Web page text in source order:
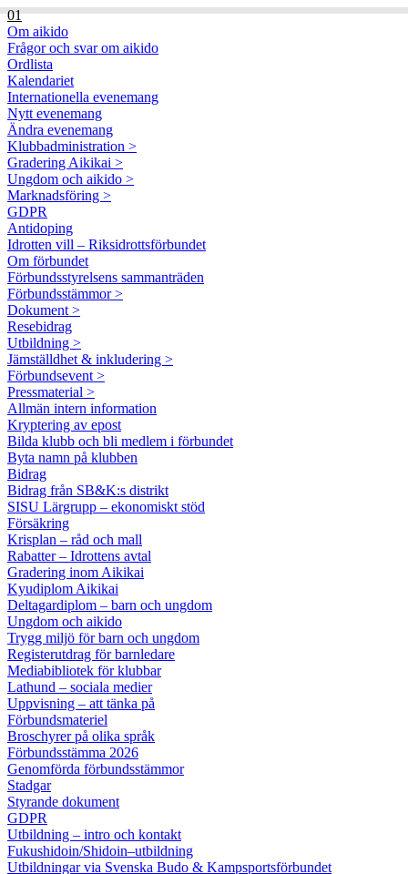
01
Om aikido
Frågor och svar om aikido
Ordlista
Kalendariet
Internationella evenemang
Nytt evenemang
Ändra evenemang
Klubbadministration >
Gradering Aikikai >
Ungdom och aikido >
Marknadsföring >
GDPR
Antidoping
Idrotten vill – Riksidrottsförbundet
Om förbundet
Förbundsstyrelsens sammanträden
Förbundsstämmor >
Dokument >
Resebidrag
Utbildning >
Jämställdhet & inkludering >
Förbundsevent >
Pressmaterial >
Allmän intern information
Kryptering av epost
Bilda klubb och bli medlem i förbundet
Byta namn på klubben
Bidrag
Bidrag från SB&K:s distrikt
SISU Lärgrupp – ekonomiskt stöd
Försäkring
Krisplan – råd och mall
Rabatter – Idrottens avtal
Gradering inom Aikikai
Kyudiplom Aikikai
Deltagardiplom – barn och ungdom
Ungdom och aikido
Trygg miljö för barn och ungdom
Registerutdrag för barnledare
Mediabibliotek för klubbar
Lathund – sociala medier
Uppvisning – att tänka på
Förbundsmateriel
Broschyrer på olika språk
Förbundsstämma 2026
Genomförda förbundsstämmor
Stadgar
Styrande dokument
GDPR
Utbildning – intro och kontakt
Fukushidoin/Shidoin–utbildning
Utbildningar via Svenska Budo & Kampsportsförbundet